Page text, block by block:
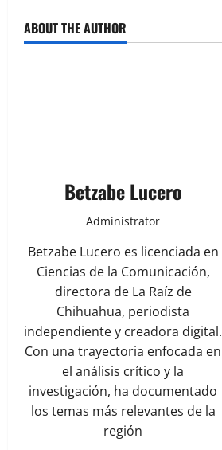
ABOUT THE AUTHOR
Betzabe Lucero
Administrator
Betzabe Lucero es licenciada en
Ciencias de la Comunicación,
directora de La Raíz de
Chihuahua, periodista
independiente y creadora digital.
Con una trayectoria enfocada en
el análisis crítico y la
investigación, ha documentado
los temas más relevantes de la
región